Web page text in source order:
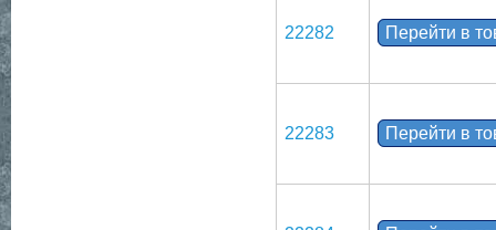
22282 Перейти в
22283 Перейти в